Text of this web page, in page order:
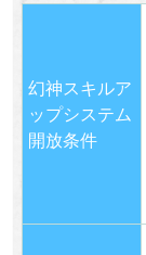
幻神スキルア
ップシステム
開放条件